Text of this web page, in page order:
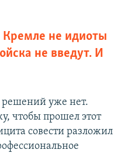
Кремле не идиоты
не введут. И
решений уже нет.
чтобы прошел этот
совести разложил